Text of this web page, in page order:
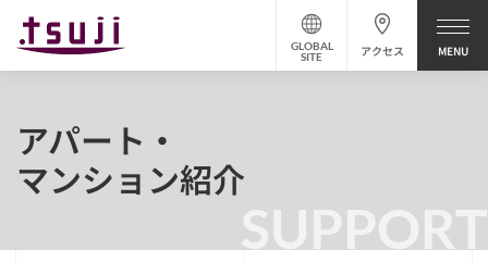
アクセス
GLOBAL
SITE
SUPPORT
アパート・
マンション紹介